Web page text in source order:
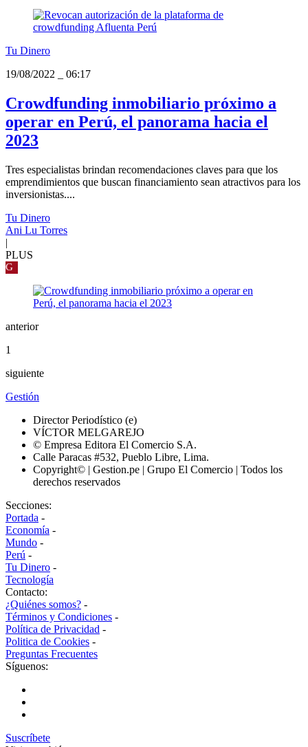
Tu Dinero
19/08/2022
06:17
Crowdfunding inmobiliario próximo a
operar en Perú, el panorama hacia el
2023
Tres especialistas brindan recomendaciones claves para que los
emprendimientos que buscan financiamiento sean atractivos para los
inversionistas....
Tu Dinero
Ani Lu Torres
|
PLUS
G
anterior
1
siguiente
Gestión
Director Periodístico (e)
VÍCTOR MELGAREJO
© Empresa Editora El Comercio S.A.
Calle Paracas #532, Pueblo Libre, Lima.
Copyright© | Gestion.pe | Grupo El Comercio | Todos los
derechos reservados
Secciones:
Portada -
Economía -
Mundo -
Perú -
Tu Dinero -
Tecnología
Contacto:
¿Quiénes somos? -
Términos y Condiciones -
Política de Privacidad -
Politica de Cookies -
Preguntas Frecuentes
Síguenos:
Suscríbete